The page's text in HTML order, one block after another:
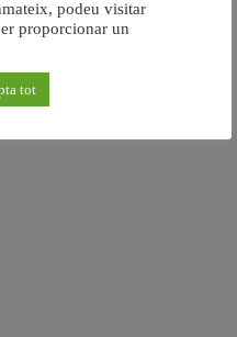
podeu visitar
proporcionar un
tot